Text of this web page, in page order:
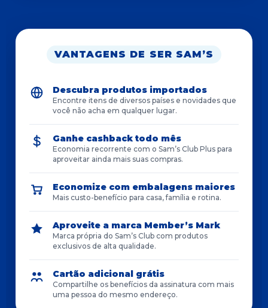
VANTAGENS DE SER SAM’S
Descubra produtos importados
Encontre itens de diversos países e novidades que
você não acha em qualquer lugar.
Ganhe cashback todo mês
Economia recorrente com o Sam’s Club Plus para
aproveitar ainda mais suas compras.
Economize com embalagens maiores
Mais custo-benefício para casa, família e rotina.
Aproveite a marca Member’s Mark
Marca própria do Sam’s Club com produtos
exclusivos de alta qualidade.
Cartão adicional grátis
Compartilhe os benefícios da assinatura com mais
uma pessoa do mesmo endereço.